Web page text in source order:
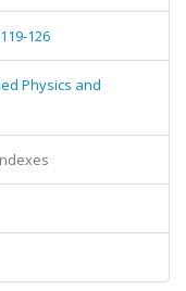
126
Physics and